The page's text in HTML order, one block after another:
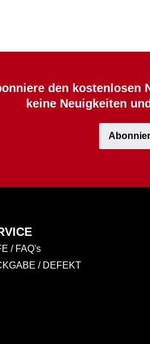
den kostenlosen
keine Neuigkeiten
/ FAQ's
/ DEFEKT